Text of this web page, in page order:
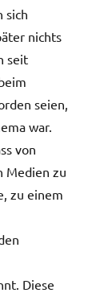
sich
nichts
seit
seien,
war.
von
Medien zu
zu einem
Diese